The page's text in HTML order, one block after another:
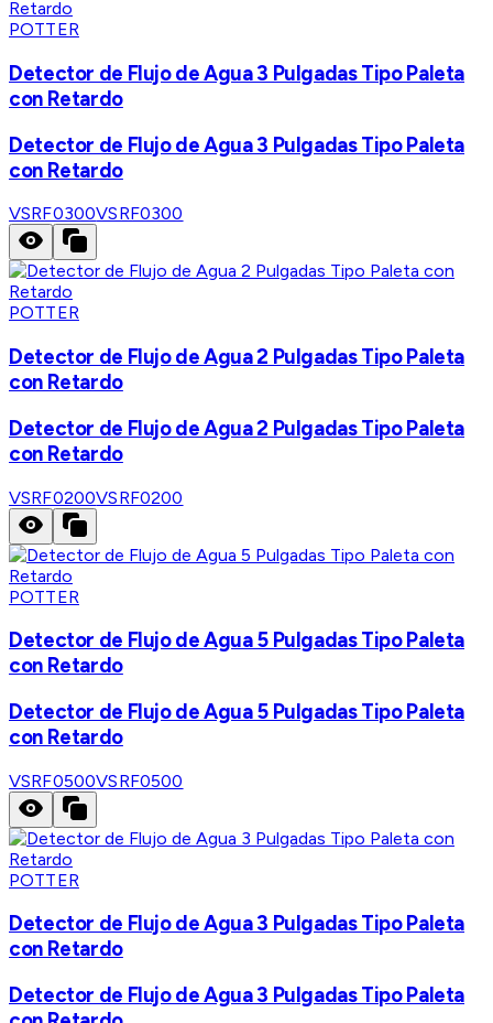
POTTER
Detector de Flujo de Agua 3 Pulgadas Tipo Paleta
con Retardo
Detector de Flujo de Agua 3 Pulgadas Tipo Paleta
con Retardo
VSRF0300VSRF0300
POTTER
Detector de Flujo de Agua 2 Pulgadas Tipo Paleta
con Retardo
Detector de Flujo de Agua 2 Pulgadas Tipo Paleta
con Retardo
VSRF0200VSRF0200
POTTER
Detector de Flujo de Agua 5 Pulgadas Tipo Paleta
con Retardo
Detector de Flujo de Agua 5 Pulgadas Tipo Paleta
con Retardo
VSRF0500VSRF0500
POTTER
Detector de Flujo de Agua 3 Pulgadas Tipo Paleta
con Retardo
Detector de Flujo de Agua 3 Pulgadas Tipo Paleta